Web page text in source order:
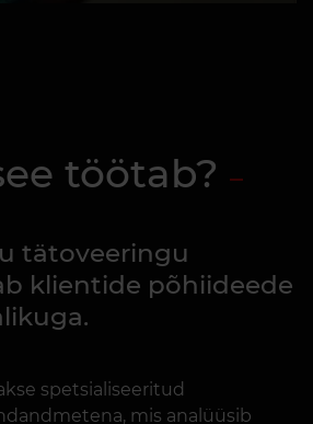
töötab?
tätoveeringu
klientide põhiideede
spetsialiseeritud
mis analüüsib